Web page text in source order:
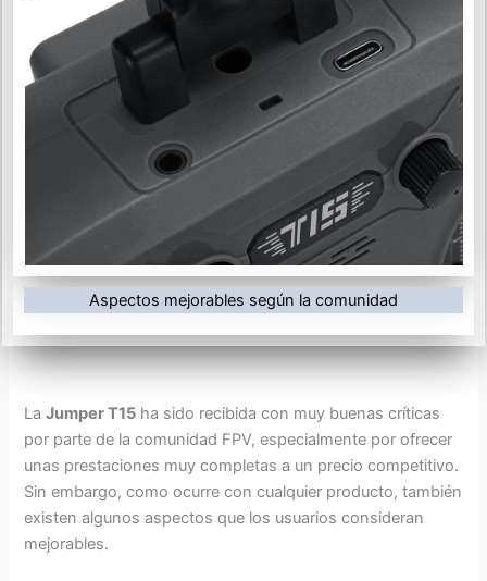
Aspectos mejorables según la comunidad
LaJumper T15 ha sido recibida con muy buenas críticas
por parte de la comunidad FPV, especialmente por ofrecer
unas prestaciones muy completas a un precio competitivo.
Sin embargo, como ocurre con cualquier producto, también
existen algunos aspectos que los usuarios consideran
mejorables.